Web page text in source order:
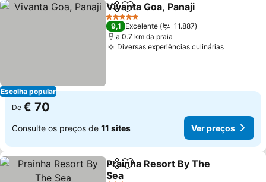
Escolha popular
PartilharAdicionar aos favoritos
Vivanta Goa, Panaji
5 Estrelas
9,1 Excelente
11.887
a 0.7 km da praia
Diversas experiências culinárias
De € 70
Consulte os preços de 11 sites Ver preços
PartilharAdicionar aos favoritos
Prainha Resort By The
Sea